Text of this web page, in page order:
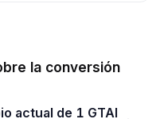
la conversión